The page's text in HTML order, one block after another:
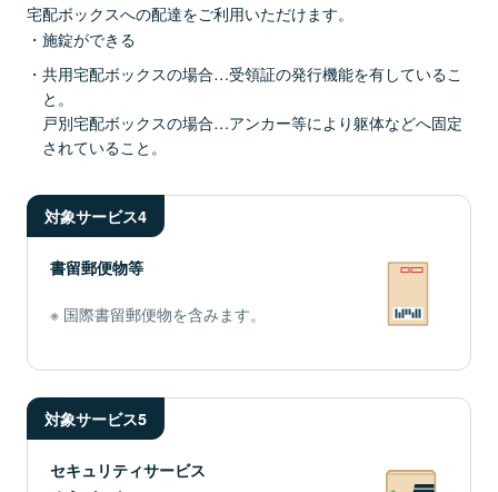
宅配ボックスへの配達をご利用いただけます。
施錠ができる
共用宅配ボックスの場合…受領証の発行機能を有しているこ
と。
戸別宅配ボックスの場合…アンカー等により躯体などへ固定
されていること。
対象サービス4
書留郵便物等
国際書留郵便物を含みます。
対象サービス5
セキュリティサービス